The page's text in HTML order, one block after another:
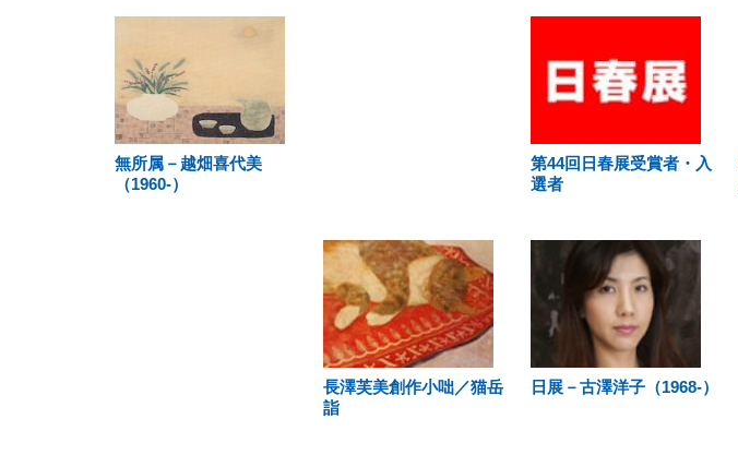
無所属－越畑喜代美
（1960-）
第44回日春展受賞者・入
選者
長澤芙美創作小咄／猫岳
詣
日展－古澤洋子（1968-）